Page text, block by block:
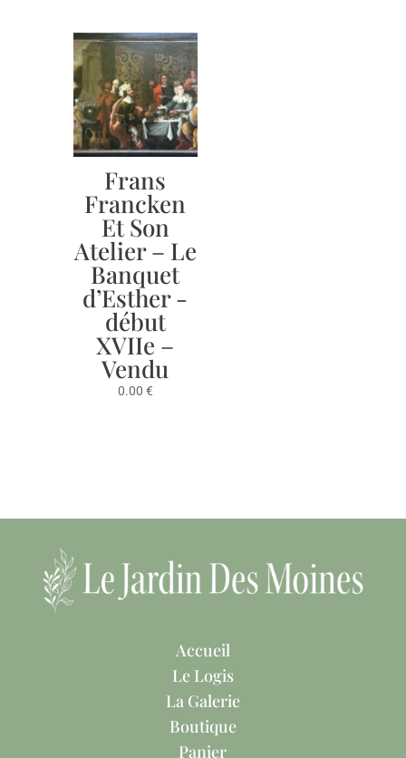
Frans
Francken
Et Son
Atelier – Le
Banquet
d’Esther -
début
XVIIe –
Vendu
0.00 €
Accueil
Le Logis
La Galerie
Boutique
Panier